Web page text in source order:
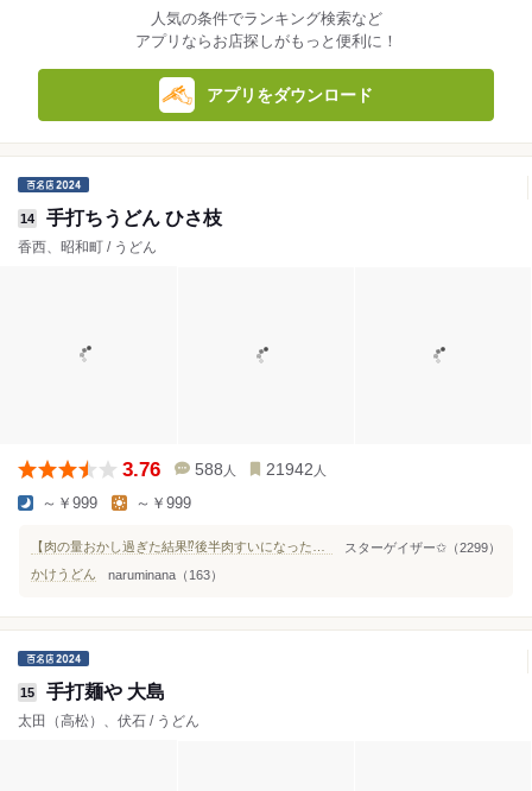
人気の条件でランキング検索など
アプリならお店探しがもっと便利に！
アプリをダウンロード
14 手打ちうどん ひさ枝
香西、昭和町 / うどん
3.76 588 人 21942 人
～￥999 ～￥999
スターゲイザー✩（2299）
かけうどん
naruminana（163）
15 手打麺や 大島
太田（高松）、伏石 / うどん